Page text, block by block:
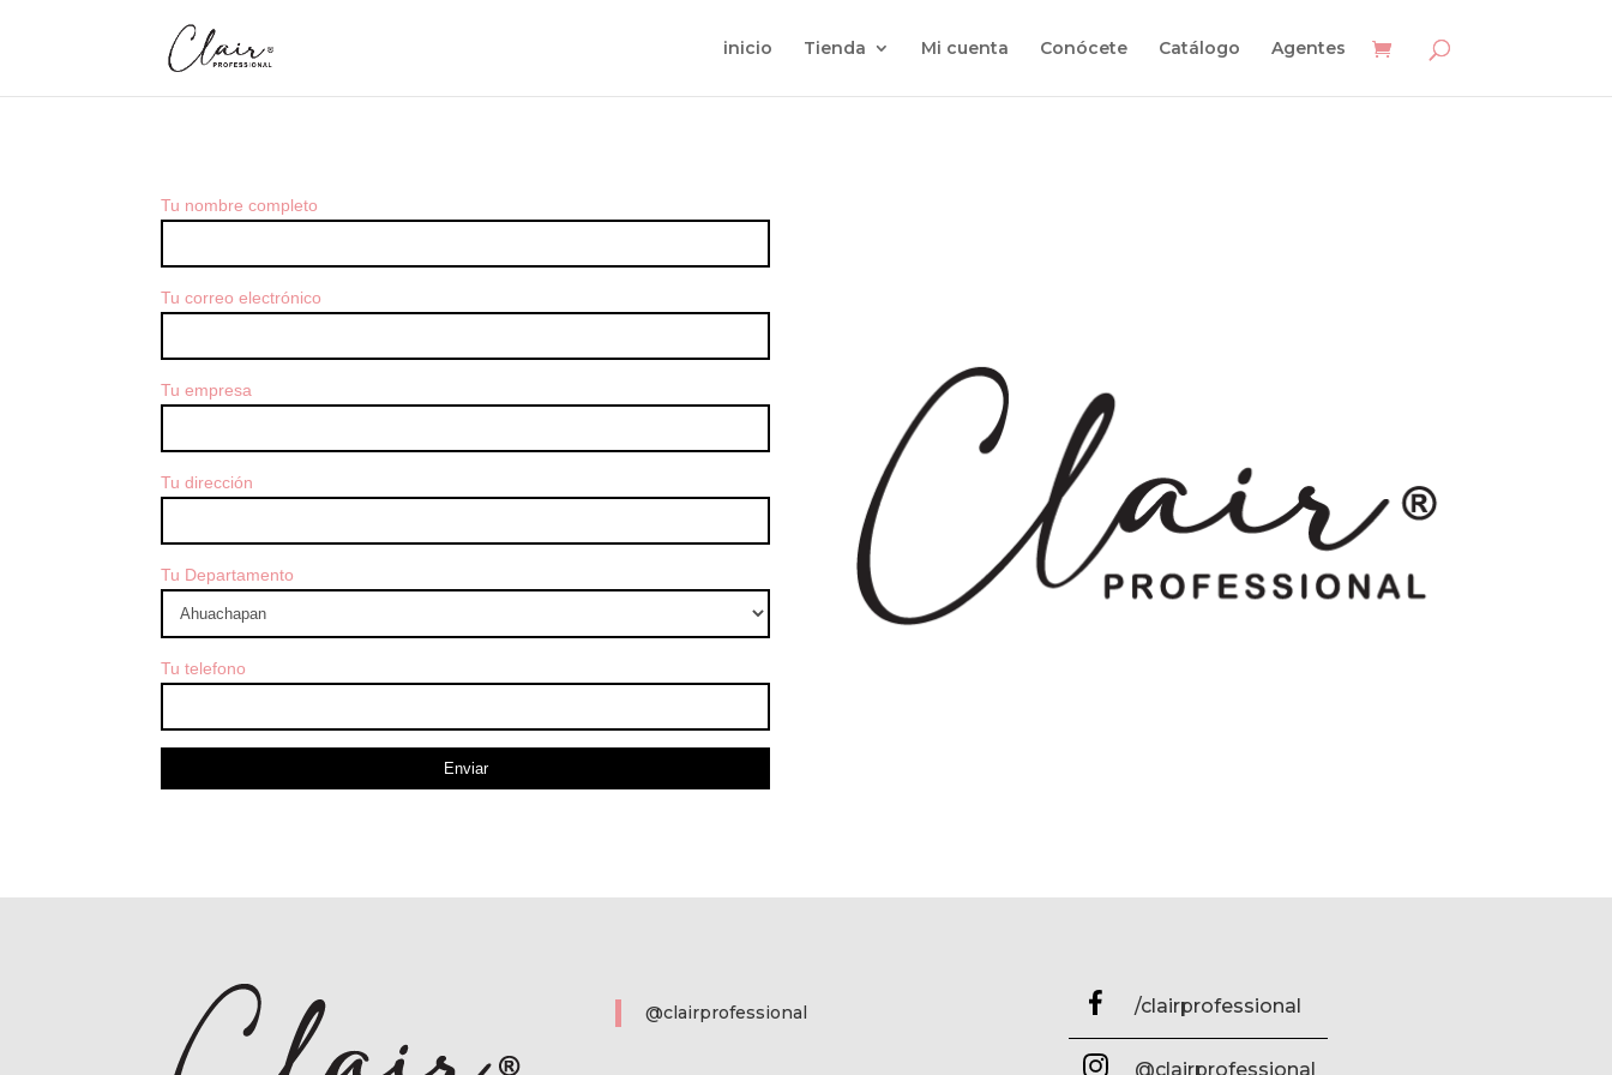
inicio Tienda Mi cuenta Conócete Catálogo Agentes
Tu nombre completo
Tu correo electrónico
Tu empresa
Tu dirección
Tu Departamento
Tu telefono
@clairprofessional /clairprofessional
@clairprofessional